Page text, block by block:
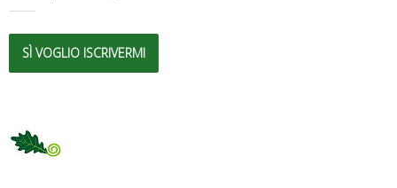
SÌ VOGLIO ISCRIVERMI